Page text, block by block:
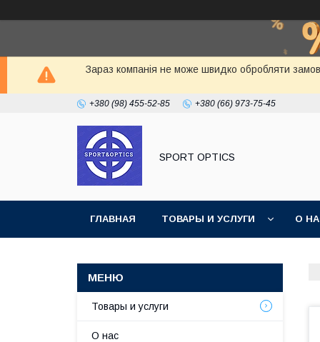
Зараз компанія не може швидко обробляти
+380 (98) 455-52-85 +380 (66) 973-75-45
SPORT OPTICS
ГЛАВНАЯ ТОВАРЫ И УСЛУГИ О
Товары и услуги
О нас